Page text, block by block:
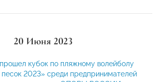
20 Июня 2023
кубок по пляжному волейболу
2023» среди предпринимателей